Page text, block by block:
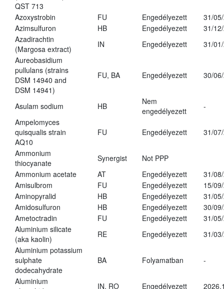
QST 713
Azoxystrobin FU Engedélyezett
31/
Azimsulfuron
HB Engedélyezett
31/
Azadirachtin
(Margosa extract)
IN Engedélyezett
31/
Aureobasidium
pullulans (strains
DSM 14940 and
DSM 14941)
FU, BA Engedélyezett 30/
Asulam sodium HB
Nem
engedélyezett
-
Ampelomyces
quisqualis strain
AQ10
FU Engedélyezett 31/
Ammonium
thiocyanate
Synergist
Not PPP
Ammonium acetate
AT Engedélyezett
31/
Amisulbrom
FU Engedélyezett
15/
Aminopyralid
HB Engedélyezett
31/
Amidosulfuron
HB Engedélyezett
30/
Ametoctradin
FU Engedélyezett
31/
Aluminium silicate
(aka kaolin)
RE Engedélyezett
31/
Aluminium potassium
sulphate
dodecahydrate
BA Folyamatban -
Aluminium
IN, RO Engedélyezett